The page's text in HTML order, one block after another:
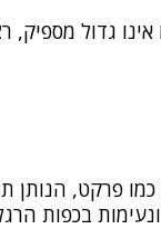
גדול מספיק,
כמו פרקט,
בכפות